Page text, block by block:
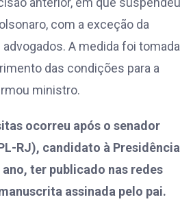
com a exceção da
A medida foi tomada
das condições para a
ministro.
ocorreu após o senador
RJ), candidato à Presidência
ter publicado nas redes
assinada pelo pai.